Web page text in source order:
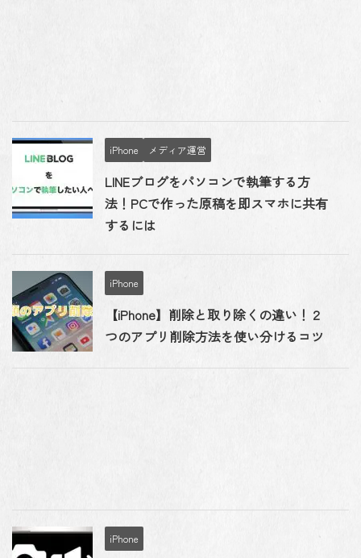
iPhone メディア運営
LINEブログをパソコンで執筆する方
法！PCで作った原稿を即スマホに共有
するには
iPhone
【iPhone】削除と取り除くの違い！２
つのアプリ削除方法を使い分けるコツ
iPhone